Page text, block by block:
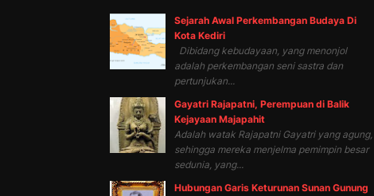
Sejarah Awal Perkembangan Budaya Di
Kota Kediri
Dibidang kebudayaan, yang menonjol
adalah perkembangan seni sastra dan
pertunjukan...
Gayatri Rajapatni, Perempuan di Balik
Kejayaan Majapahit
Adalah watak Rajapatni Gayatri yang agung,
sehingga mereka menjelma pemimpin besar
sedunia, yang...
Hubungan Garis Keturunan Sunan Gunung